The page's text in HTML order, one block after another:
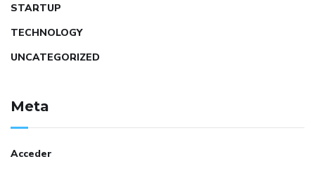
STARTUP
TECHNOLOGY
UNCATEGORIZED
Meta
Acceder